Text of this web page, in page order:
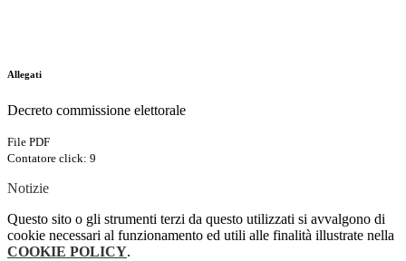
Allegati
Decreto commissione elettorale
File PDF
Contatore click: 9
Notizie
Questo sito o gli strumenti terzi da questo utilizzati si avvalgono di
cookie necessari al funzionamento ed utili alle finalità illustrate nella
COOKIE POLICY.